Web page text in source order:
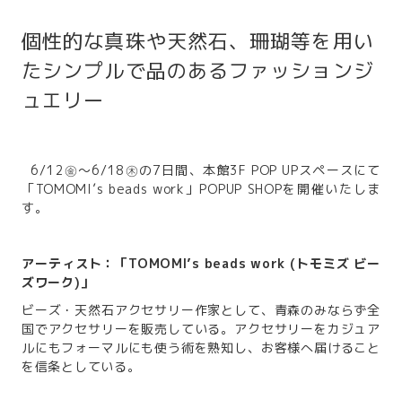
個性的な真珠や天然石、珊瑚等を用い
たシンプルで品のあるファッションジ
ュエリー
6/12㊎～6/18㊍の7日間、本館3F POP UPスペースにて
「TOMOMI’s beads work」POPUP SHOPを開催いたしま
す。
アーティスト：「TOMOMI’s beads work (トモミズ ビー
ズワーク)」
ビーズ・天然石アクセサリー作家として、青森のみならず全
国でアクセサリーを販売している。アクセサリーをカジュア
ルにもフォーマルにも使う術を熟知し、お客様へ届けること
を信条としている。